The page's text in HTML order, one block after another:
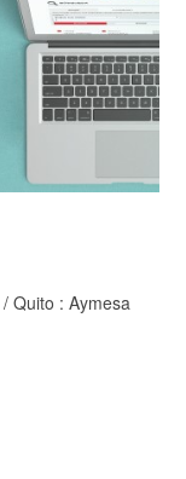
/ Quito : Aymesa